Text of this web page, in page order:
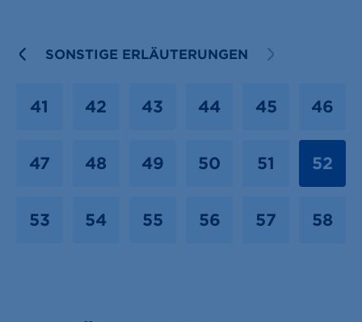
PREVIOUS
SONSTIGE ERLÄUTERUNGEN
41 42 43 44 45 46
47 48 49 50 51 52
53 54 55 56 57 58